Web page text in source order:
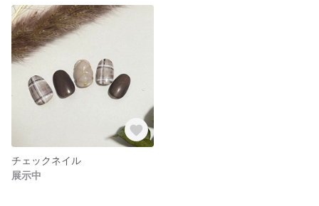
チェックネイル
展示中